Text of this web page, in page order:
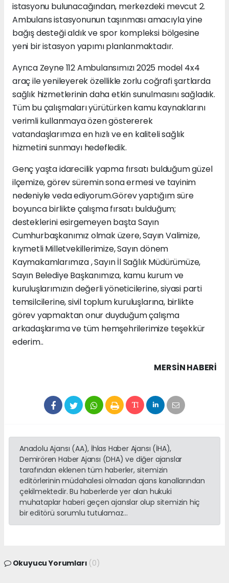
istasyonu bulunacağından, merkezdeki mevcut 2.
Ambulans istasyonunun taşınması amacıyla yine
bağış desteği aldık ve spor kompleksi bölgesine
yeni bir istasyon yapımı planlanmaktadır.
Ayrıca Zeyne 112 Ambulansımızı 2025 model 4x4
araç ile yenileyerek özellikle zorlu coğrafi şartlarda
sağlık hizmetlerinin daha etkin sunulmasını sağladık.
Tüm bu çalışmaları yürütürken kamu kaynaklarını
verimli kullanmaya özen göstererek
vatandaşlarımıza en hızlı ve en kaliteli sağlık
hizmetini sunmayı hedefledik.
Genç yaşta idarecilik yapma fırsatı bulduğum güzel
ilçemize, görev süremin sona ermesi ve tayinim
nedeniyle veda ediyorum.Görev yaptığım süre
boyunca birlikte çalışma fırsatı bulduğum;
desteklerini esirgemeyen başta Sayın
Cumhurbaşkanımız olmak üzere, Sayın Valimize,
kıymetli Milletvekillerimize, Sayın dönem
Kaymakamlarımıza , Sayın İl Sağlık Müdürümüze,
Sayın Belediye Başkanımıza, kamu kurum ve
kuruluşlarımızın değerli yöneticilerine, siyasi parti
temsilcilerine, sivil toplum kuruluşlarına, birlikte
görev yapmaktan onur duyduğum çalışma
arkadaşlarıma ve tüm hemşehrilerimize teşekkür
ederim..
MERSIN HABERİ
Anadolu Ajansı (AA), İhlas Haber Ajansı (İHA),
Demirören Haber Ajansı (DHA) ve diğer ajanslar
tarafından eklenen tüm haberler, sitemizin
editörlerinin müdahalesi olmadan ajans kanallarından
çekilmektedir. Bu haberlerde yer alan hukuki
muhataplar haberi geçen ajanslar olup sitemizin hiç
bir editörü sorumlu tutulamaz...
Okuyucu Yorumları (0)